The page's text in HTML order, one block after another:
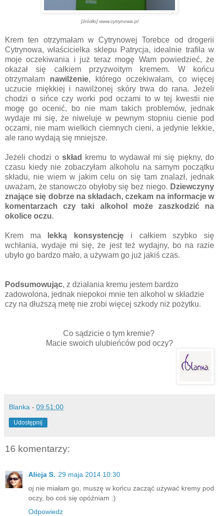
[źródło] www.cytrynowa.pl
Krem ten otrzymałam w Cytrynowej Torebce od drogerii
Cytrynowa, właścicielka sklepu Patrycja, idealnie trafiła w
moje oczekiwania i już teraz mogę Wam powiedzieć, że
okazał się całkiem przyzwoitym kremem. W końcu
otrzymałam nawilżenie, którego oczekiwałam, co więcej
uczucie miękkiej i nawilżonej skóry trwa do rana. Jeżeli
chodzi o sińce czy worki pod oczami to w tej kwestii nie
mogę go ocenić, bo nie mam takich problemów, jednak
wydaje mi się, że niweluje w pewnym stopniu cienie pod
oczami, nie mam wielkich ciemnych cieni, a jedynie lekkie,
ale rano wydają się mniejsze.
Jeżeli chodzi o skład
kremu to wydawał mi się piękny, do
czasu kiedy nie zobaczyłam alkoholu na samym początku
składu, nie wiem w jakim celu on się tam znalazł, jednak
uważam, że stanowczo obyłoby się bez niego. Dziewczyny
znające się dobrze na składach, czekam na informacje w
komentarzach czy taki alkohol może zaszkodzić na
okolice oczu.
Krem ma lekką konsystencję i całkiem szybko się
wchłania, wydaje mi się, że jest też wydajny, bo na razie
ubyło go bardzo mało, a używam go już jakiś czas.
Podsumowując, z działania kremu jestem bardzo
zadowolona, jednak niepokoi mnie ten alkohol w składzie
czy na dłuższą metę nie zrobi więcej szkody niż pożytku.
Co sądzicie o tym kremie?
Macie swoich ulubieńców pod oczy?
Blanka - 09:51:00
Udostępnij
16 komentarzy:
Alicja S. 29 maja 2014 10:30
oj nie miałam go, muszę w końcu zacząć używać kremy pod
oczy, bo coś się opóźniam :)
Odpowiedz